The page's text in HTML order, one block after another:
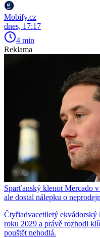
Mobify.cz
dnes, 17:17
4 min
Reklama
Sparťanský klenot Mercado
ale dostal nálepku o
Čtyřiadvacetiletý
roku 2029 a právě rozhodl
pouštět nehodlá.